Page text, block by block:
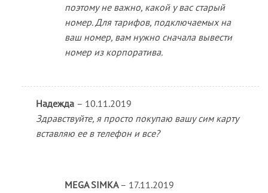
поэтому не важно, какой у вас старый
номер. Для тарифов, подключаемых на
ваш номер, вам нужно сначала вывести
номер из корпоратива.
Надежда – 10.11.2019
Здравствуйте, я просто покупаю вашу сим карту
вставляю ее в телефон и все?
MEGA SIMKA – 17.11.2019